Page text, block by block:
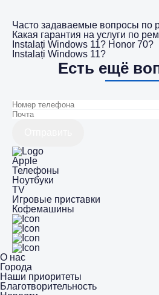
Часто задаваемые вопросы по
Какая гарантия на услуги по
Instalați Windows 11? Honor 70?
Instalați Windows 11?
Есть ещё
Apple
Телефоны
Ноутбуки
TV
Игровые приставки
Кофемашины
О нас
Города
Наши приоритеты
Благотворительность